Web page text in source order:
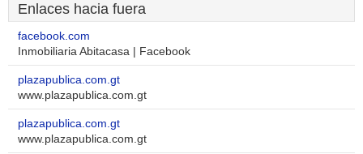
Enlaces hacia fuera
facebook.com
Inmobiliaria Abitacasa | Facebook
plazapublica.com.gt
www.plazapublica.com.gt
plazapublica.com.gt
www.plazapublica.com.gt